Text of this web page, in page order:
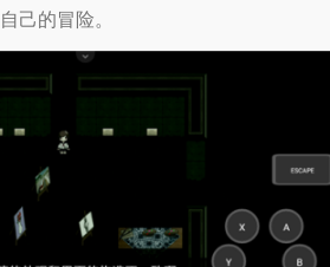
己的冒险。